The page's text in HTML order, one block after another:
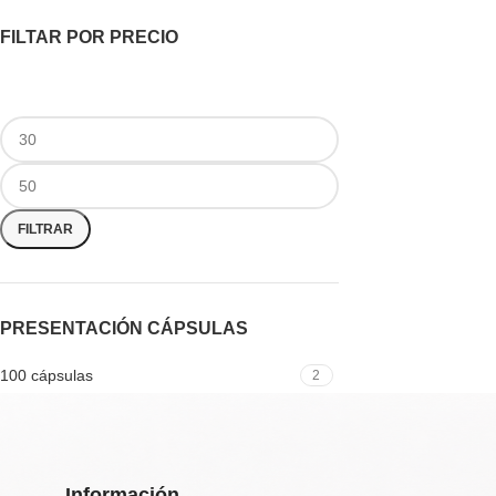
FILTAR POR PRECIO
FILTRAR
PRESENTACIÓN CÁPSULAS
100 cápsulas 2